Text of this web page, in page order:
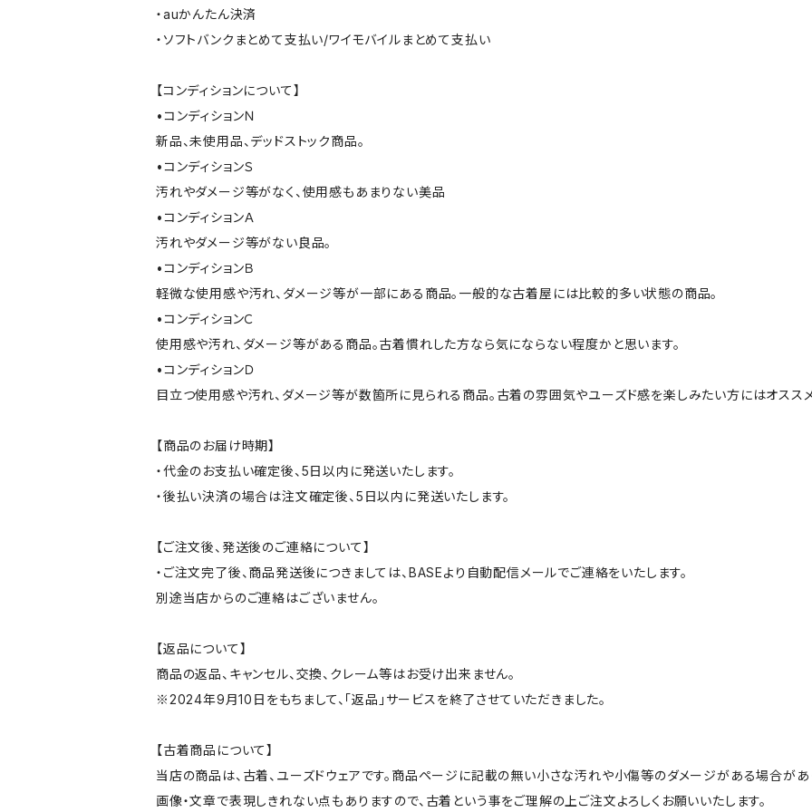
・auかんたん決済
・ソフトバンクまとめて支払い/ワイモバイルまとめて支払い
【コンディションについて】
•コンディションＮ
新品、未使用品、デッドストック商品。
•コンディションＳ
汚れやダメージ等がなく、使用感もあまりない美品
•コンディションＡ
汚れやダメージ等がない良品。
•コンディションＢ
軽微な使用感や汚れ、ダメージ等が一部にある商品。一般的な古着屋には比較的多い状態の商品。
•コンディションＣ
使用感や汚れ、ダメージ等がある商品。古着慣れした方なら気にならない程度かと思います。
•コンディションＤ
目立つ使用感や汚れ、ダメージ等が数箇所に見られる商品。古着の雰囲気やユーズド感を楽しみたい方にはオスス
【商品のお届け時期】
・代金のお支払い確定後、5日以内に発送いたします。
・後払い決済の場合は注文確定後、5日以内に発送いたします。
【ご注文後、発送後のご連絡について】
・ご注文完了後、商品発送後につきましては、BASEより自動配信メールでご連絡をいたします。
別途当店からのご連絡はございません。
【返品について】
商品の返品、キャンセル、交換、クレーム等はお受け出来ません。
※2024年9月10日をもちまして、「返品」サービスを終了させていただきました。
【古着商品について】
当店の商品は、古着、ユーズドウェアです。商品ページに記載の無い小さな汚れや小傷等のダメージがある場合があ
画像・文章で表現しきれない点もありますので、古着という事をご理解の上ご注文よろしくお願いいたします。